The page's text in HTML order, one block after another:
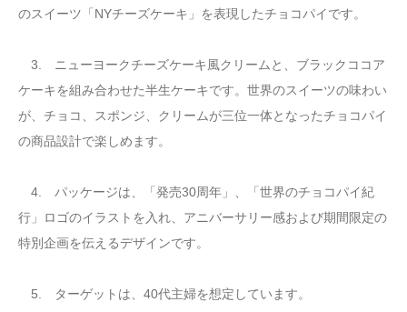
のスイーツ「NYチーズケーキ」を表現したチョコパイです。
3. ニューヨークチーズケーキ風クリームと、ブラックココア
ケーキを組み合わせた半生ケーキです。世界のスイーツの味わい
が、チョコ、スポンジ、クリームが三位一体となったチョコパイ
の商品設計で楽しめます。
4. パッケージは、「発売30周年」、「世界のチョコパイ紀
行」ロゴのイラストを入れ、アニバーサリー感および期間限定の
特別企画を伝えるデザインです。
5. ターゲットは、40代主婦を想定しています。